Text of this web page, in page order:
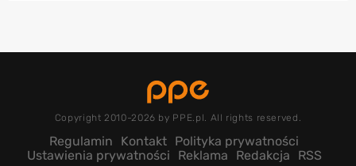
Copyright 2010-2026 by PPE.pl. All rights reserved.
Regulamin Kontakt Polityka prywatności
Ustawienia prywatności
Reklama Redakcja RSS